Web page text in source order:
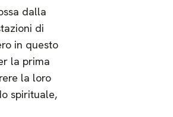
dalla
di
in questo
la prima
la loro
spirituale,